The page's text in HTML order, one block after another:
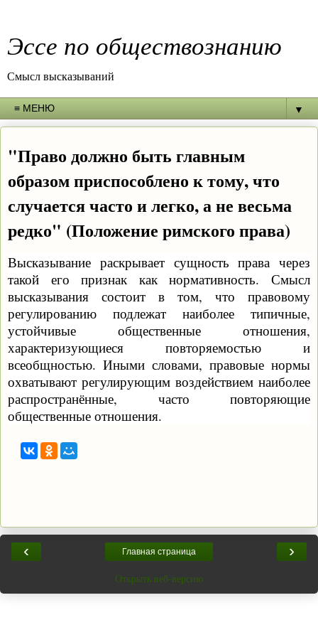
Эссе по обществознанию
Смысл высказываний
▼
"Право должно быть главным
образом приспособлено к тому, что
случается часто и легко, а не весьма
редко" (Положение римского права)
Высказывание раскрывает сущность права через
такой его признак как нормативность. Смысл
высказывания состоит в том, что правовому
регулированию подлежат наиболее типичные,
устойчивые общественные отношения,
характеризующиеся повторяемостью и
всеобщностью. Иными словами, правовые нормы
охватывают регулирующим воздействием наиболее
распространённые, часто повторяющие
общественные отношения.
‹ ›
Главная страница
Открыть веб-версию